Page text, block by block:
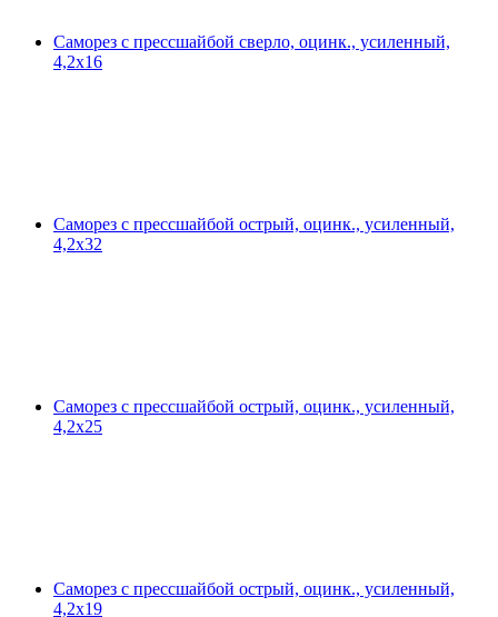
Саморез с прессшайбой сверло, оцинк., усиленный,
4,2х16
Саморез с прессшайбой острый, оцинк., усиленный,
4,2х32
Саморез с прессшайбой острый, оцинк., усиленный,
4,2х25
Саморез с прессшайбой острый, оцинк., усиленный,
4,2х19